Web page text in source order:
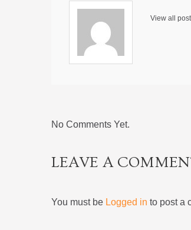
View all
No Comments Yet.
LEAVE A
You must be Logged in to post a